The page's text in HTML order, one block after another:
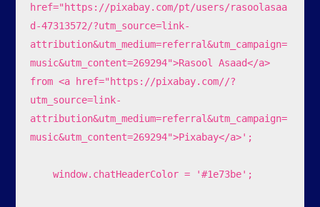
href="https://pixabay.com/pt/users/rasoolasaa
d-47313572/?utm_source=link-
attribution&utm_medium=referral&utm_campaign=
music&utm_content=269294">Rasool Asaad</a>
from <a href="https://pixabay.com//?
utm_source=link-
attribution&utm_medium=referral&utm_campaign=
music&utm_content=269294">Pixabay</a>';
    window.chatHeaderColor = '#1e73be';